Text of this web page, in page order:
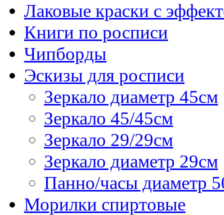
Лаковые краски с
Книги по росписи
Чипборды
Эскизы для росписи
Зеркало диаметр 45см
Зеркало 45/45см
Зеркало 29/29см
Зеркало диаметр 29см
Панно/часы диаметр
Морилки спиртовые